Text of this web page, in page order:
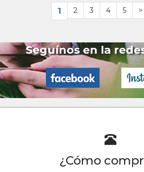
1 2 3 4 5 >
Seguínos en la
¿Cómo